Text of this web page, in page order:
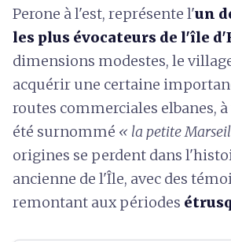
Perone à l'est, représente l'un
les plus évocateurs de l'île
dimensions modestes, le
acquérir une certaine
routes commerciales elbanes,
été surnommé « la petite
origines se perdent dans
ancienne de l'Île, avec des
remontant aux périodes